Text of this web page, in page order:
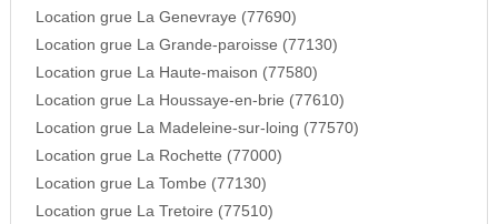
Location grue La Genevraye (77690)
Location grue La Grande-paroisse (77130)
Location grue La Haute-maison (77580)
Location grue La Houssaye-en-brie (77610)
Location grue La Madeleine-sur-loing (77570)
Location grue La Rochette (77000)
Location grue La Tombe (77130)
Location grue La Tretoire (77510)